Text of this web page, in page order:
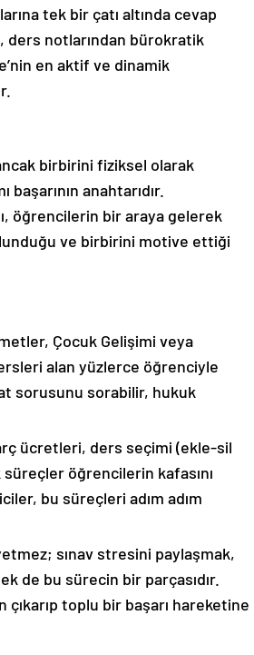
tek bir çatı altında cevap
ders notlarından bürokratik
en aktif ve dinamik
birbirini fiziksel olarak
anahtarıdır.
öğrencilerin bir araya gelerek
ve birbirini motive ettiği
Çocuk Gelişimi veya
alan yüzlerce öğrenciyle
sorusunu sorabilir, hukuk
ücretleri, ders seçimi (ekle-sil
öğrencilerin kafasını
bu süreçleri adım adım
sınav stresini paylaşmak,
de bu sürecin bir parçasıdır.
toplu bir başarı hareketine